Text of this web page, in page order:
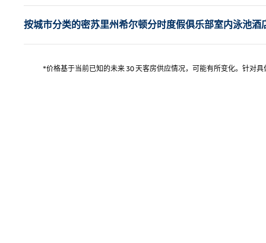
按城市分类的密苏里州希尔顿分时度假俱乐部室内泳池酒
*价格基于当前已知的未来 30 天客房供应情况，可能有所变化。针对具